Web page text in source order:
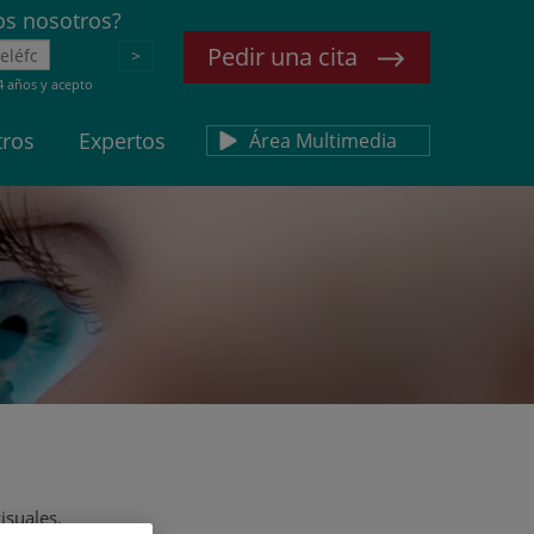
nosotros?
años y acepto
> Pedir una cita
Más cirugías
Glaucoma
Oftalmología Pediátrica y Estrabismo
Ojo seco
Expertos Área Multimedia